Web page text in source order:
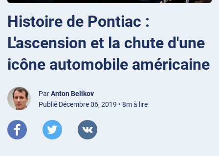
Histoire de Pontiac :
L'ascension et la chute d'une
icône automobile américaine
ParAnton Belikov
Publié Décembre 06, 2019 • 8m à lire